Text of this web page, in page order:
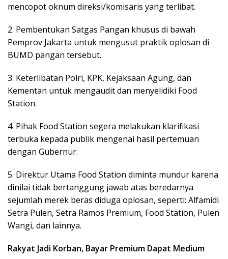
mencopot oknum direksi/komisaris yang terlibat.
2. Pembentukan Satgas Pangan khusus di bawah
Pemprov Jakarta untuk mengusut praktik oplosan di
BUMD pangan tersebut.
3. Keterlibatan Polri, KPK, Kejaksaan Agung, dan
Kementan untuk mengaudit dan menyelidiki Food
Station.
4. Pihak Food Station segera melakukan klarifikasi
terbuka kepada publik mengenai hasil pertemuan
dengan Gubernur.
5. Direktur Utama Food Station diminta mundur karena
dinilai tidak bertanggung jawab atas beredarnya
sejumlah merek beras diduga oplosan, seperti: Alfamidi
Setra Pulen, Setra Ramos Premium, Food Station, Pulen
Wangi, dan lainnya.
Rakyat Jadi Korban, Bayar Premium Dapat Medium